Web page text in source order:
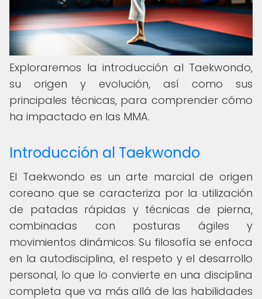
Exploraremos la introducción al Taekwondo,
su origen y evolución, así como sus
principales técnicas, para comprender cómo
ha impactado en las MMA.
Introducción al Taekwondo
El Taekwondo es un arte marcial de origen
coreano que se caracteriza por la utilización
de patadas rápidas y técnicas de pierna,
combinadas con posturas ágiles y
movimientos dinámicos. Su filosofía se enfoca
en la autodisciplina, el respeto y el desarrollo
personal, lo que lo convierte en una disciplina
completa que va más allá de las habilidades